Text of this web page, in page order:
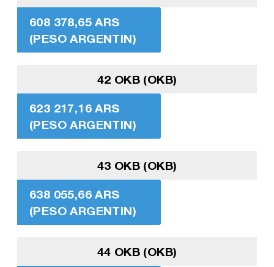
608 378,65 ARS
(PESO ARGENTIN)
42 OKB (OKB)
623 217,16 ARS
(PESO ARGENTIN)
43 OKB (OKB)
638 055,66 ARS
(PESO ARGENTIN)
44 OKB (OKB)